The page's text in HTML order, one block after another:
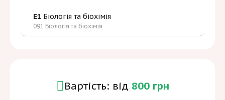
E1 Біологія та біохімія
091 Біологія та біохімія
Вартість: від 800 грн